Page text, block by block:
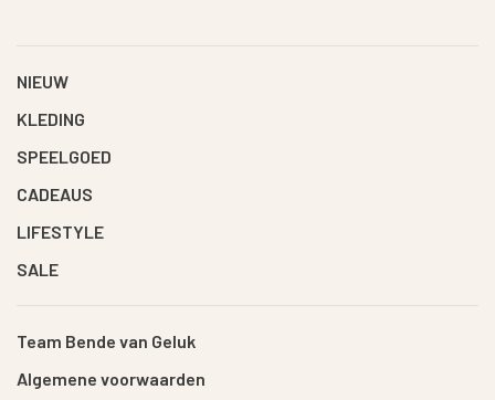
NIEUW
KLEDING
SPEELGOED
CADEAUS
LIFESTYLE
SALE
Team Bende van Geluk
Algemene voorwaarden